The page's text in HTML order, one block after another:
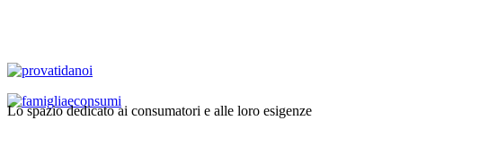
Lo spazio dedicato ai consumatori e alle loro esigenze